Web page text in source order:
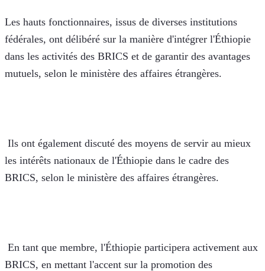
Les hauts fonctionnaires, issus de diverses institutions
fédérales, ont délibéré sur la manière d'intégrer l'Éthiopie
dans les activités des BRICS et de garantir des avantages
mutuels, selon le ministère des affaires étrangères.
Ils ont également discuté des moyens de servir au mieux
les intérêts nationaux de l'Éthiopie dans le cadre des
BRICS, selon le ministère des affaires étrangères.
En tant que membre, l'Éthiopie participera activement aux
BRICS, en mettant l'accent sur la promotion des